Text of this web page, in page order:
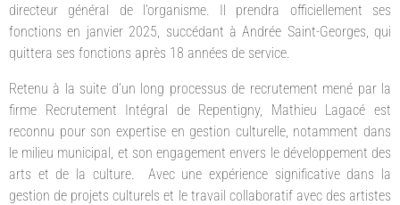
directeur général de l’organisme. Il prendra officiellement ses
fonctions en janvier 2025, succédant à Andrée Saint-Georges, qui
quittera ses fonctions après 18 années de service.
Retenu à la suite d’un long processus de recrutement mené par la
firme Recrutement Intégral de Repentigny, Mathieu Lagacé est
reconnu pour son expertise en gestion culturelle, notamment dans
le milieu municipal, et son engagement envers le développement des
arts et de la culture. Avec une expérience significative dans la
gestion de projets culturels et le travail collaboratif avec des artistes